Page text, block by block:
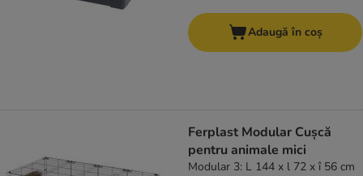
Adaugă în coș
Ferplast Modular Cușcă
pentru animale mici
Modular 3: L 144 x l 72 x î 56 cm